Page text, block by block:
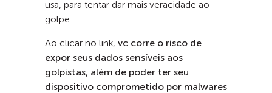
usa, para tentar dar mais veracidade ao
golpe.
Ao clicar no link, vc corre o risco de
expor seus dados sensíveis aos
golpistas, além de poder ter seu
dispositivo comprometido por malwares